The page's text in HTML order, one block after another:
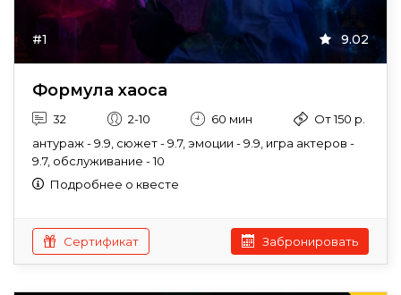
#1 9.02
Формула хаоса
32 2-10 60 мин
От 150 р.
антураж - 9.9, сюжет - 9.7, эмоции - 9.9, игра актеров -
9.7, обслуживание - 10
Подробнее о квесте
Сертификат Забронировать